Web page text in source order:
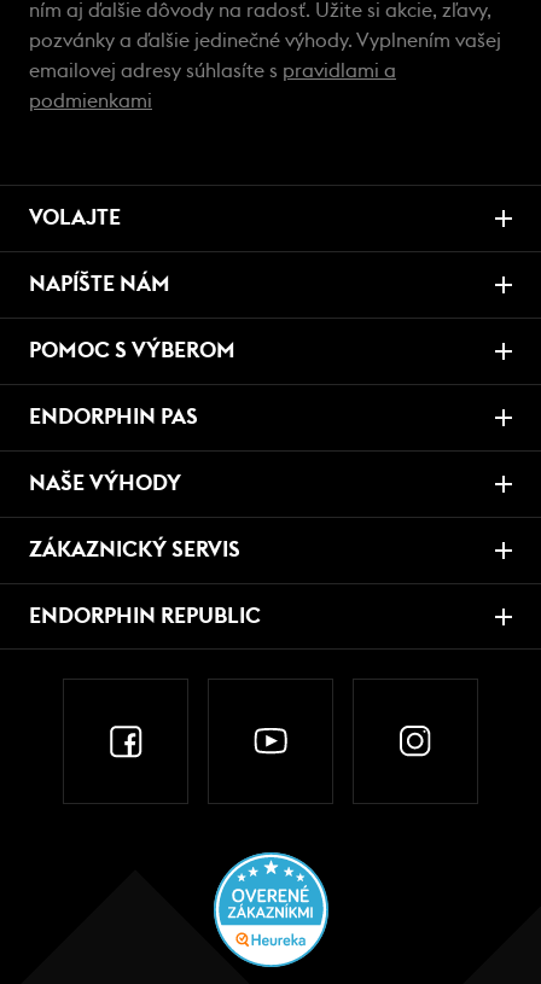
ním aj ďalšie dôvody na radosť. Užite si akcie, zľavy,
pozvánky a ďalšie jedinečné výhody. Vyplnením vašej
emailovej adresy súhlasíte s pravidlami a
podmienkami
VOLAJTE
NAPÍŠTE NÁM
POMOC S VÝBEROM
ENDORPHIN PAS
NAŠE VÝHODY
ZÁKAZNICKÝ SERVIS
ENDORPHIN REPUBLIC